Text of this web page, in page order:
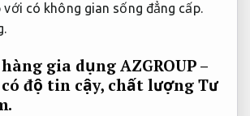
có không gian sống đẳng cấp.
gia dụng AZGROUP –
độ tin cậy, chất lượng Tư